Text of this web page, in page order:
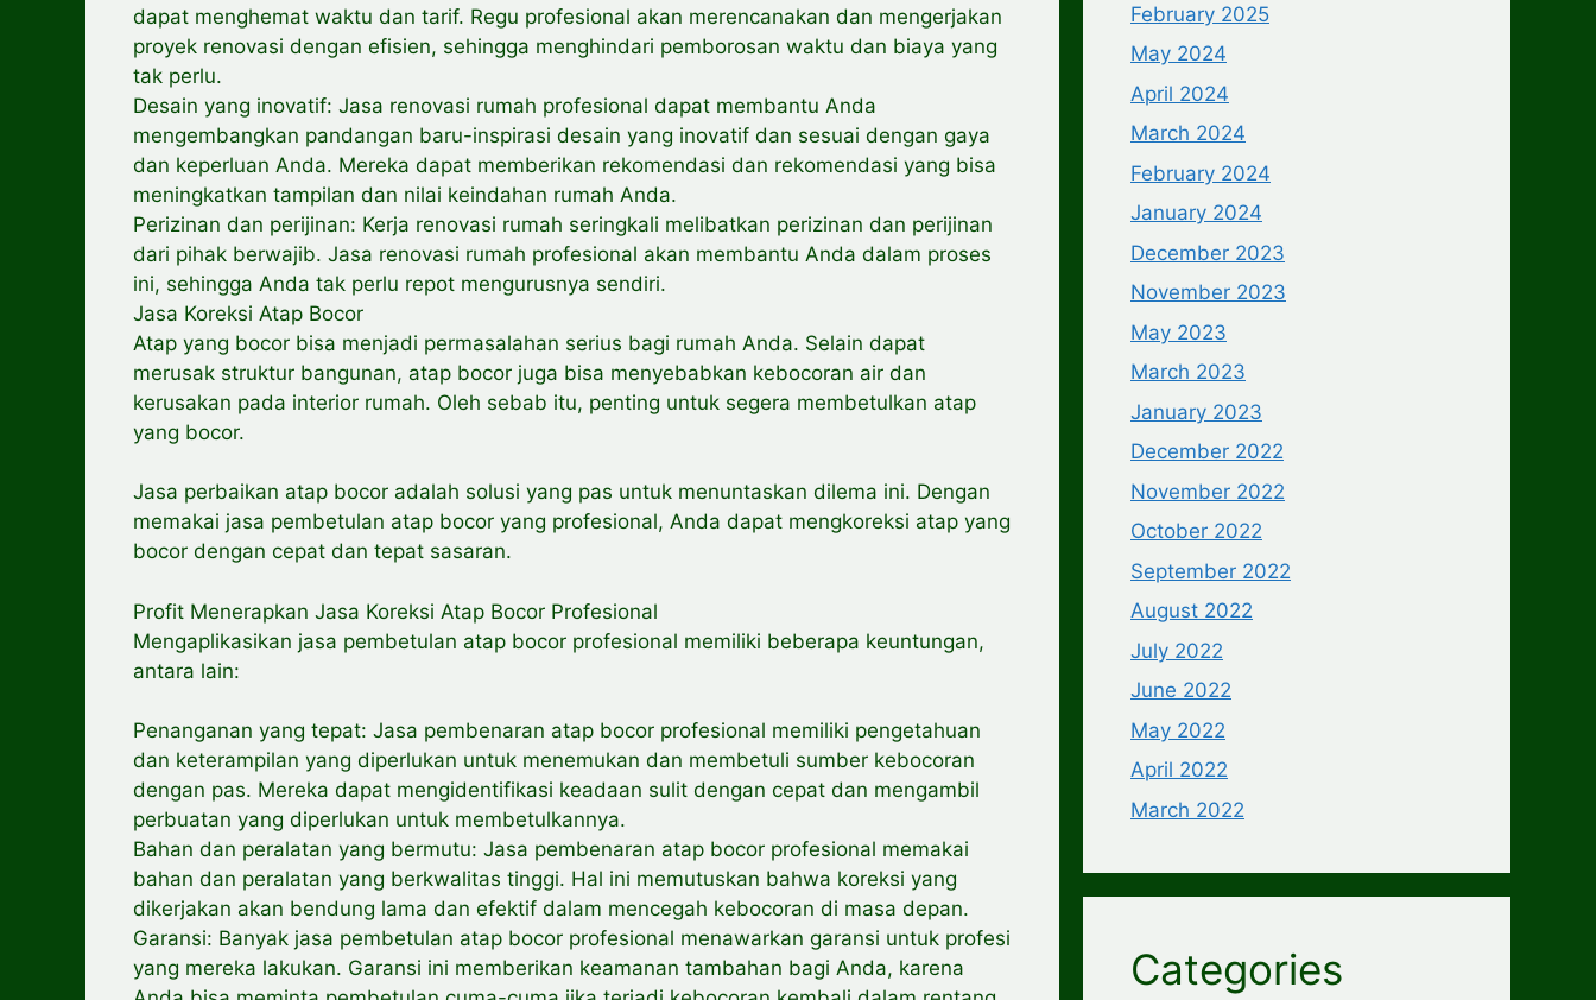
dapat menghemat waktu dan tarif. Regu profesional akan merencanakan dan mengerjakan
proyek renovasi dengan efisien, sehingga menghindari pemborosan waktu dan biaya yang
tak perlu.
Desain yang inovatif: Jasa renovasi rumah profesional dapat membantu Anda
mengembangkan pandangan baru-inspirasi desain yang inovatif dan sesuai dengan gaya
dan keperluan Anda. Mereka dapat memberikan rekomendasi dan rekomendasi yang bisa
meningkatkan tampilan dan nilai keindahan rumah Anda.
Perizinan dan perijinan: Kerja renovasi rumah seringkali melibatkan perizinan dan perijinan
dari pihak berwajib. Jasa renovasi rumah profesional akan membantu Anda dalam proses
ini, sehingga Anda tak perlu repot mengurusnya sendiri.
Jasa Koreksi Atap Bocor
Atap yang bocor bisa menjadi permasalahan serius bagi rumah Anda. Selain dapat
merusak struktur bangunan, atap bocor juga bisa menyebabkan kebocoran air dan
kerusakan pada interior rumah. Oleh sebab itu, penting untuk segera membetulkan atap
yang bocor.
Jasa perbaikan atap bocor adalah solusi yang pas untuk menuntaskan dilema ini. Dengan
memakai jasa pembetulan atap bocor yang profesional, Anda dapat mengkoreksi atap yang
bocor dengan cepat dan tepat sasaran.
Profit Menerapkan Jasa Koreksi Atap Bocor Profesional
Mengaplikasikan jasa pembetulan atap bocor profesional memiliki beberapa keuntungan,
antara lain:
Penanganan yang tepat: Jasa pembenaran atap bocor profesional memiliki pengetahuan
dan keterampilan yang diperlukan untuk menemukan dan membetuli sumber kebocoran
dengan pas. Mereka dapat mengidentifikasi keadaan sulit dengan cepat dan mengambil
perbuatan yang diperlukan untuk membetulkannya.
Bahan dan peralatan yang bermutu: Jasa pembenaran atap bocor profesional memakai
bahan dan peralatan yang berkwalitas tinggi. Hal ini memutuskan bahwa koreksi yang
dikerjakan akan bendung lama dan efektif dalam mencegah kebocoran di masa depan.
Garansi: Banyak jasa pembetulan atap bocor profesional menawarkan garansi untuk profesi
yang mereka lakukan. Garansi ini memberikan keamanan tambahan bagi Anda, karena
February 2025
May 2024
April 2024
March 2024
February 2024
January 2024
December 2023
November 2023
May 2023
March 2023
January 2023
December 2022
November 2022
October 2022
September 2022
August 2022
July 2022
June 2022
May 2022
April 2022
March 2022
Categories